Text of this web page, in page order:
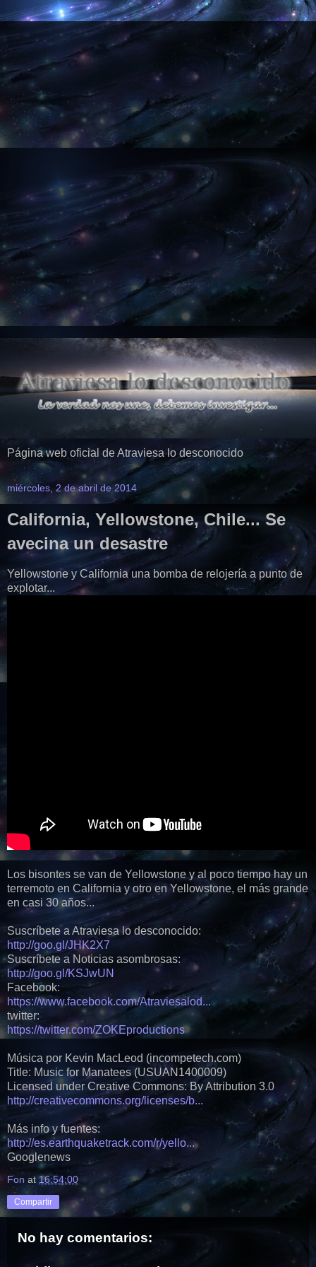
Página web oficial de Atraviesa lo desconocido
miércoles, 2 de abril de 2014
California, Yellowstone, Chile... Se
avecina un desastre
Yellowstone y California una bomba de relojería a punto de
explotar...
Los bisontes se van de Yellowstone y al poco tiempo hay un
terremoto en California y otro en Yellowstone, el más grande
en casi 30 años...
Suscríbete a Atraviesa lo desconocido:
http://goo.gl/JHK2X7
Suscríbete a Noticias asombrosas:
http://goo.gl/KSJwUN
Facebook:
https://www.facebook.com/Atraviesalod...
twitter:
https://twitter.com/ZOKEproductions
Música por Kevin MacLeod (incompetech.com)
Title: Music for Manatees (USUAN1400009)
Licensed under Creative Commons: By Attribution 3.0
http://creativecommons.org/licenses/b...
Más info y fuentes:
http://es.earthquaketrack.com/r/yello...
Googlenews
Fon at 16:54:00
Compartir
No hay comentarios: